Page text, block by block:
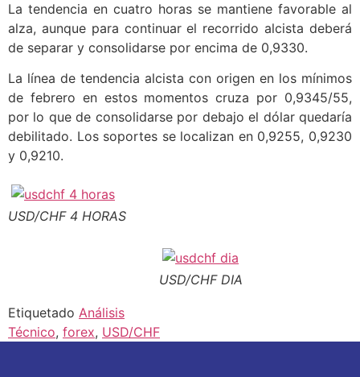
La tendencia en cuatro horas se mantiene favorable al
alza, aunque para continuar el recorrido alcista deberá
de separar y consolidarse por encima de 0,9330.
La línea de tendencia alcista con origen en los mínimos
de febrero en estos momentos cruza por 0,9345/55,
por lo que de consolidarse por debajo el dólar quedaría
debilitado. Los soportes se localizan en 0,9255, 0,9230
y 0,9210.
USD/CHF 4 HORAS
USD/CHF DIA
Etiquetado Análisis
Técnico, forex, USD/CHF